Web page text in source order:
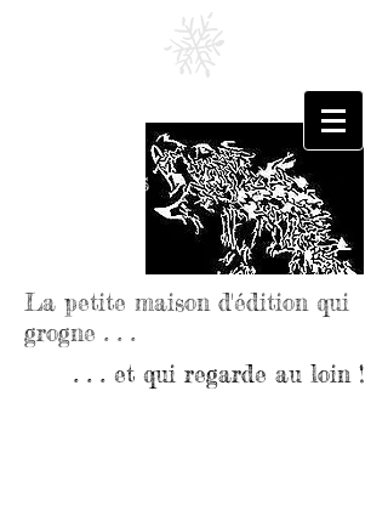
de l'Ours
La petite maison d'édition qui
grogne . . .
. . . et qui regarde au loin !